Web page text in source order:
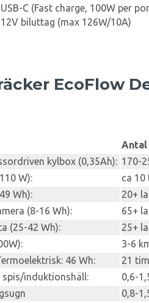
C (Fast charge, 100W per
biluttag (max 126W/10A)
EcoFlow
Antal
kylbox (0,35Ah): 170-
W):
ca 10
Wh):
20+
(8-16 Wh):
65+
(25-42 Wh):
25+
3-6
46 Wh:
21
spis/induktionshäll:
0,6-
0,8-